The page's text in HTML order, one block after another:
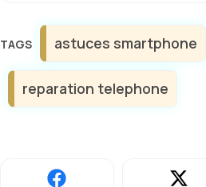
Étiquettes
astuces smartphone
reparation telephone